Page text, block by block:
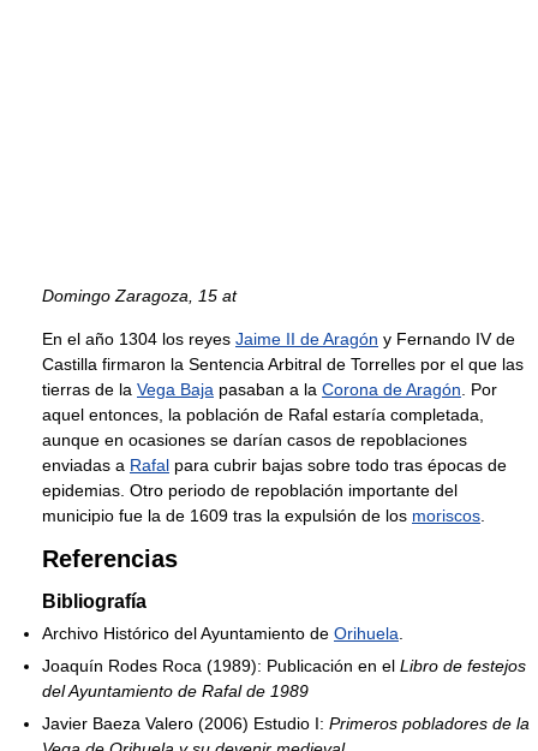
Domingo Zaragoza, 15 at
En el año 1304 los reyes Jaime II de Aragón y Fernando IV de
Castilla firmaron la Sentencia Arbitral de Torrelles por el que las
tierras de la Vega Baja pasaban a la Corona de Aragón . Por
aquel entonces, la población de Rafal estaría completada,
aunque en ocasiones se darían casos de repoblaciones
enviadas a Rafal para cubrir bajas sobre todo tras épocas de
epidemias. Otro periodo de repoblación importante del
municipio fue la de 1609 tras la expulsión de los moriscos
Referencias
Bibliografía
Archivo Histórico del Ayuntamiento de Orihuela
Joaquín Rodes Roca (1989): Publicación en el Libro de festejos
del Ayuntamiento de Rafal de 1989
Javier Baeza Valero (2006) Estudio I: Primeros pobladores de la